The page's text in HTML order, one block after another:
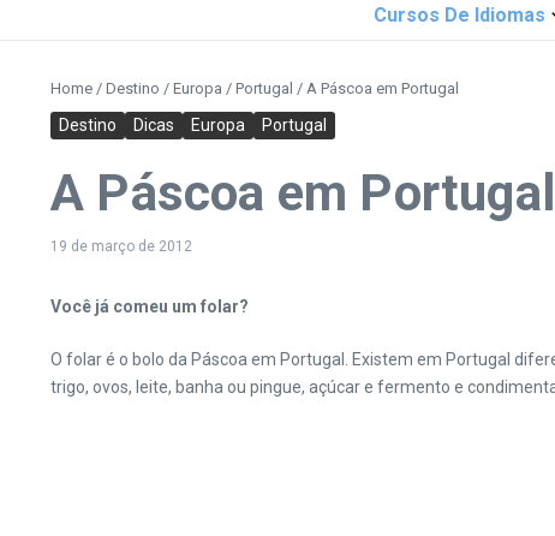
Cursos De Idiomas
Home / Destino / Europa / Portugal / A Páscoa em Portugal
Destino Dicas Europa Portugal
A Páscoa em Portugal
19 de março de 2012
Você já comeu um folar?
O folar é o bolo da Páscoa em Portugal. Existem em Portugal
trigo, ovos, leite, banha ou pingue, açúcar e fermento e